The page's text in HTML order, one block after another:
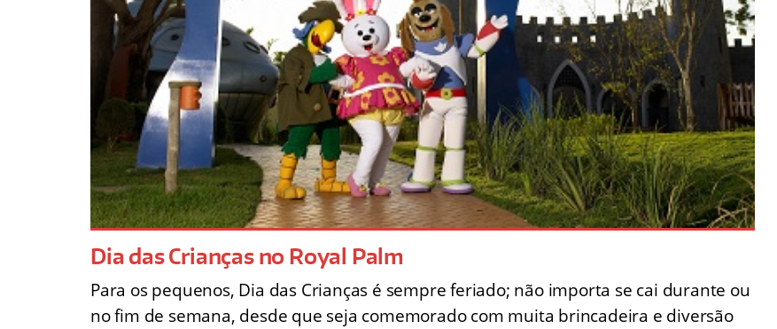
Dia das Crianças no Royal Palm
Para os pequenos, Dia das Crianças é sempre feriado; não importa se cai durante ou
no fim de semana, desde que seja comemorado com muita brincadeira e diversão